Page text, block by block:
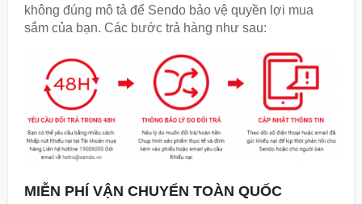
không đúng mô tả để Sendo bảo vệ quyền lợi mua
sắm của bạn. Các bước trả hàng như sau:
MIỄN PHÍ VẬN CHUYỂN TOÀN QUỐC